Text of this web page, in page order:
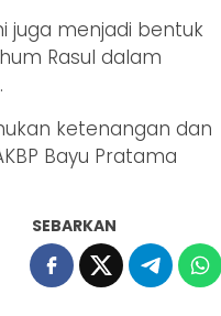
juga menjadi bentuk
Rasul dalam
ketenangan dan
Bayu Pratama
SEBARKAN